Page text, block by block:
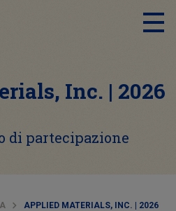
Inc. | 2026
di partecipazione
APPLIED MATERIALS, INC. | 2026